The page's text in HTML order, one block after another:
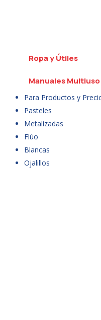
Ropa y Útiles
Manuales Multiuso
Para Productos y
Pasteles
Metalizadas
Flúo
Blancas
Ojalillos